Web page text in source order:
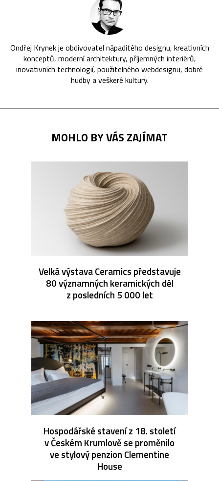
Ondřej Krynek je obdivovatel nápaditého designu, kreativních
konceptů, moderní architektury, příjemných interiérů,
inovativních technologií, použitelného webdesignu, dobré
hudby a veškeré kultury.
MOHLO BY VÁS ZAJÍMAT
Velká výstava Ceramics představuje
80 významných keramických děl
z posledních 5 000 let
Hospodářské stavení z 18. století
v Českém Krumlově se proměnilo
ve stylový penzion Clementine
House